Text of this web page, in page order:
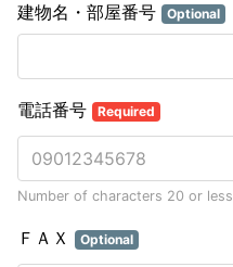
建物名・部屋番号 Optional
電話番号 Required
Number of characters 20 or less
ＦＡＸ Optional